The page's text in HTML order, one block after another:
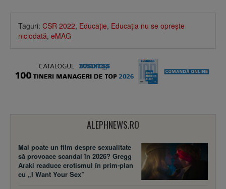
Taguri: CSR 2022, Educaţie, Educaţia nu se opreşte
niciodată, eMAG
ALEPHNEWS.RO
Mai poate un film despre sexualitate
să provoace scandal în 2026? Gregg
Araki readuce erotismul în prim-plan
cu „I Want Your Sex”